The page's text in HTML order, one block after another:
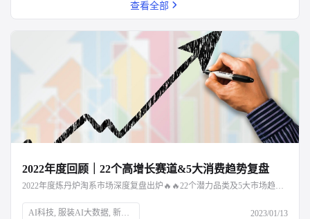
查看全部
2022年度回顾｜22个高增长赛道&5大消费趋势复盘
2022年度炼丹炉淘系市场深度复盘出炉🔥🔥22个潜力品类及5大市场趋势解读，点击文章阅读～
AI科技, 服装AI大数据, 新消费品牌, Z世代, 新中产, 银发经济, 宅经济, 户外经济, 情绪消费, 短视频营销, 直播营销, 登山, 垂钓, 露营, 滑雪, 防疫政策, 保健意识, 宠物经济, 国货崛起 2023/01/13